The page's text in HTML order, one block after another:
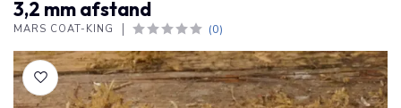
3,2 mm afstand
MARS COAT-KING (0)